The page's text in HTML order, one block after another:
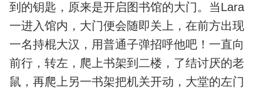
到的钥匙，原来是开启图书馆的大门。当Lara
一进入馆内，大门便会随即关上，在前方出现
一名持棍大汉，用普通子弹招呼他吧！一直向
前行，转左，爬上书架到二楼，了结讨厌的老
鼠，再爬上另一书架把机关开动，大堂的左门